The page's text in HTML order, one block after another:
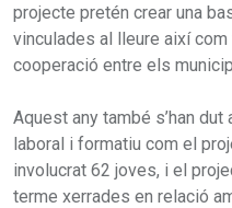
projecte pretén crear una
vinculades al lleure així
cooperació entre els
Aquest any també s’han
laboral i formatiu com el
involucrat 62 joves, i el
terme xerrades en relació